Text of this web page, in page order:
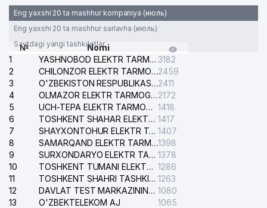
Eng yaxshi 20 ta mashhur kompaniya (июль)
Eng yaxshi 20 ta mashhur sarlavha (июль)
Saytdagi yangi tashkilotlar
№
Nomi
1
YASHNOBOD ELEKTR TARMOG'I NOSOZLIKLARI XIZMATI 3182
2
CHILONZOR ELEKTR TARMOG'I NOSOZLIK XIZMATI2459
3
O'ZBEKISTON RESPUBLIKASI BOSH PROKURATURASI ISHONCH TELEFONI2411
4
OLMAZOR ELEKTR TARMOG'I NOSOZLIKLARI XIZMATI2172
5
UCH-TEPA ELEKTR TARMOG'I NOSOZLIKLARI XIZMATI 1418
6
TOSHKENT SHAHAR ELEKTR TARMOQLARI KORXONASI AJ 1417
7
SHAYXONTOHUR ELEKTR TARMOG'I NOSOZLIKLARINI TUZATISH XIZMATI 1407
8
SAMARQAND ELEKTR TARMOQLARI AJ1398
9
SURXONDARYO ELEKTR TARMOQLARI AJ 1378
10
TOSHKENT TUMANI ELEKTR TARMOG'I AVARIYA XIZMATI 1286
11
TOSHKENT SHAHRI TASHKILOT TELEFONLARI HAQIDA MA'LUMOT BYUROSI 1263
12
DAVLAT TEST MARKAZINING ISHONCH TELEFONLARI 1080
13
O'ZBEKTELEKOM AJ
1065